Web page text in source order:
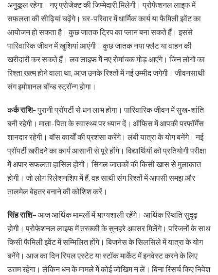
अनुकूल रहेगा। नए प्रोजेक्ट की जिम्मेदारी मिलेगी। प्रोफेशनल लाइफ में
सफलता की सीढ़ियां चढ़ेंगे। घर-परिवार में धार्मिक कार्य या फैमिली इवेंट का
आयोजन हो सकता है। कुछ जातक ट्रिप का प्लान बना सकते हैं। इससे
पारिवारिक जीवन में खुशियां आएंगी। कुछ जातक नया फ्लैट या वाहन की
खरीदारी कर सकते हैं। लव लाइफ में नए रोमांचक मोड़ आएंगे। जिन लोगों का
रिश्ता खत्म होने वाला था, आज उनके रिश्तों में नई उम्मीद जगेगी। जीवनसाथी
संग इमोशनल बॉन्ड स्ट्रॉन्ग होगा।
कर्क राशि-पुरानी प्रॉपर्टी से धन लाभ होगा। पारिवारिक जीवन में सुख-शांति
बनी रहेगी। माता-पिता के स्वास्थ्य पर ध्यान दें। ऑफिस में आपकी परफॉर्मेंस
शानदार रहेगी। बॉस कार्यों की प्रशंसा करेंगे। लंबी यात्रा के योग बनेंगे। नई
प्रॉपर्टी खरीदने का कार्य आसानी से पूरे होंगे। विद्यार्थियों को प्रतियोगी परीक्षा
में अपार सफलता हासिल होगी। सिंगल जातकों की किसी खास से मुलाकात
होगी। जो लोग रिलेशनशिप में हैं, वह साथी संग रिश्तों में आपसी समझ और
तालमेल बेहतर बनाने की कोशिश करें।
सिंह राशि– आज आर्थिक मामलों में भाग्यशाली रहेंगे। आर्थिक स्थिति सुदृढ़
होगी। प्रोफेशनल लाइफ में तरक्की के सुनहरे अवसर मिलेंगे। परिजनों के साथ
किसी फैमिली इवेंट में सम्मिलित होंगे। बिजनेस के सिलसिले में यात्रा के योग
बनेंगे। आज का दिन रियल एस्टेट या स्टॉक मार्केट में इनवेस्ट करने के लिए
उत्तम रहेगा। लेकिन धन के मामले में कोई जोखिम न लें। बिना रिसर्च किए निवेश